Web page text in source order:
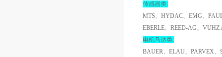
传感器类:
MTS、HYDAC、EMG、
EBERLE、REED-AG、
电机马达类:
BAUER、ELAU、PARVEX